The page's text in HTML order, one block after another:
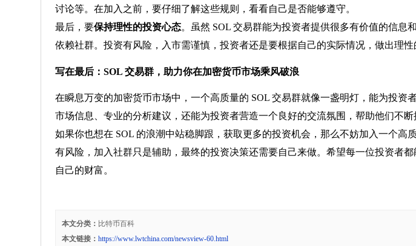
讨论等。在加入之前，要仔细了解这些规则，看看自己是否能够遵守。
最后，要保持理性的投资心态。虽然 SOL 交易群能为投资者提供很多有价值的信息
依赖社群。投资有风险，入市需谨慎，投资者还是要根据自己的实际情况，做出理性
写在最后：SOL 交易群，助力你在加密货币市场乘风破浪
在瞬息万变的加密货币市场中，一个高质量的 SOL 交易群就像一盏明灯，能为投资
市场信息、专业的分析建议，还能为投资者营造一个良好的交流氛围，帮助他们不断
如果你也想在 SOL 的浪潮中站稳脚跟，获取更多的投资机会，那么不妨加入一个高
有风险，加入社群只是辅助，最终的投资决策还需要自己来做。希望每一位投资者
自己的财富。
本文分类： 比特币百科
本文链接：https://www.lwtchina.com/newsview-60.html